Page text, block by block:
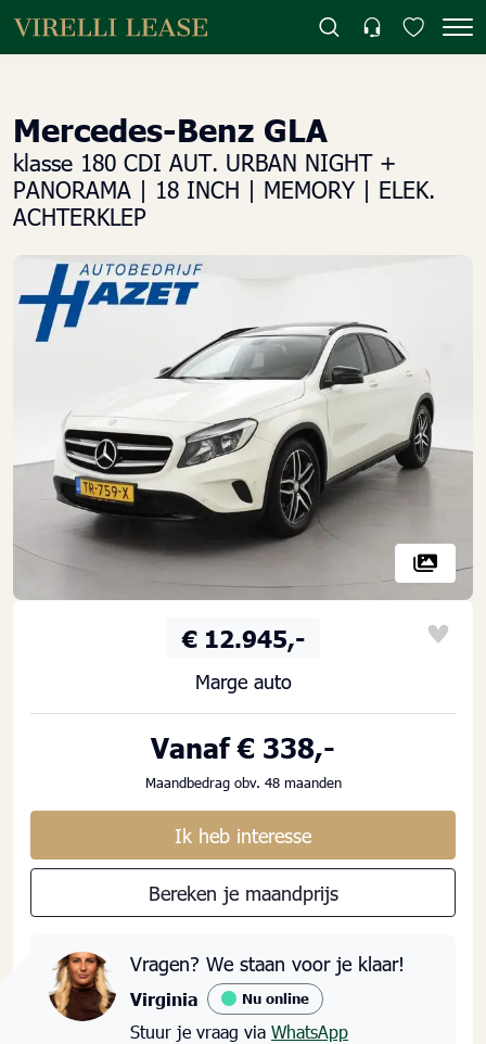
Mercedes-Benz GLA
klasse 180 CDI AUT. URBAN NIGHT +
PANORAMA | 18 INCH | MEMORY | ELEK.
ACHTERKLEP
€ 12.945,-
Marge auto
Vanaf € 338,-
Maandbedrag obv. 48 maanden
Ik heb interesse
Bereken je maandprijs
Vragen? We staan voor je klaar!
Virginia Nu online
Stuur je vraag via WhatsApp